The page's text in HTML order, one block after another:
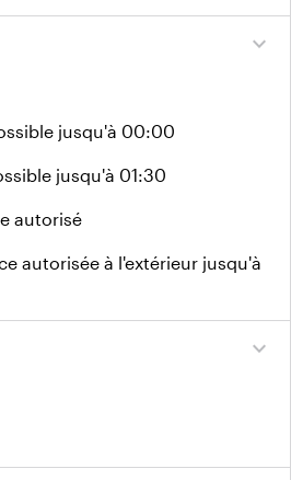
expand_more
jusqu'à 00:00
jusqu'à 01:30
autorisé
autorisée à l'extérieur jusqu'à
expand_more